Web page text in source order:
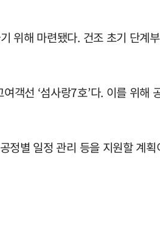
위해 마련됐다. 건조 초기 단계
객선 ‘섬사랑7호’다. 이를 위해
별 일정 관리 등을 지원할 계